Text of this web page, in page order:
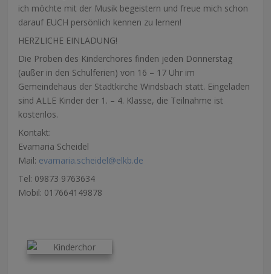
ich möchte mit der Musik begeistern und freue mich schon
darauf EUCH persönlich kennen zu lernen!
HERZLICHE EINLADUNG!
Die Proben des Kinderchores finden jeden Donnerstag
(außer in den Schulferien) von 16 – 17 Uhr im
Gemeindehaus der Stadtkirche Windsbach statt. Eingeladen
sind ALLE Kinder der 1. – 4. Klasse, die Teilnahme ist
kostenlos.
Kontakt:
Evamaria Scheidel
Mail: evamaria.scheidel@elkb.de
Tel: 09873 9763634
Mobil: 017664149878